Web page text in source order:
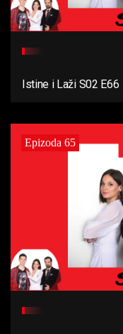
Istine i Laži S02 E66
Epizoda 65